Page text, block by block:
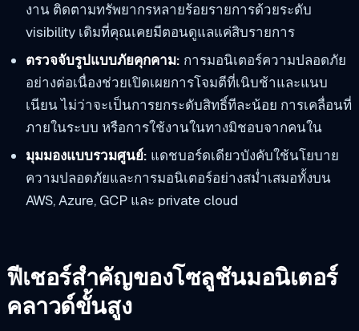
งาน ติดตามทรัพยากรหลายร้อยรายการด้วยระดับ
visibility เดิมที่คุณเคยมีตอนดูแลแค่สิบรายการ
ตรวจจับรูปแบบภัยคุกคาม: การมอนิเตอร์ความปลอดภัย
อย่างต่อเนื่องช่วยเปิดเผยการโจมตีที่เนิบช้าและแนบ
เนียน ไม่ว่าจะเป็นการยกระดับสิทธิ์ทีละน้อย การเคลื่อนที่
ภายในระบบ หรือการใช้งานในทางมิชอบจากคนใน
มุมมองแบบรวมศูนย์: แดชบอร์ดเดียวบังคับใช้นโยบาย
ความปลอดภัยและการมอนิเตอร์อย่างสม่ำเสมอทั้งบน
AWS, Azure, GCP และ private cloud
ฟีเชอร์สำคัญของโซลูชันมอนิเตอร์
คลาวด์ขั้นสูง